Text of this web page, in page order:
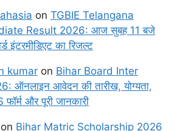
on TGBIE Telangana
Result 2026: आज सुबह 11 बजे
इंटरमीडिएट का रिजल्ट
kumar on Bihar Board Inter
ऑनलाइन आवेदन की तारीख, योग्यता,
और पूरी जानकारी
on Bihar Matric Scholarship 2026